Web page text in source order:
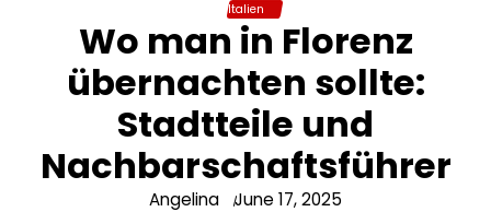
Italien
Wo man in Florenz
übernachten sollte:
Stadtteile und
Nachbarschaftsführer
Angelina June 17, 2025